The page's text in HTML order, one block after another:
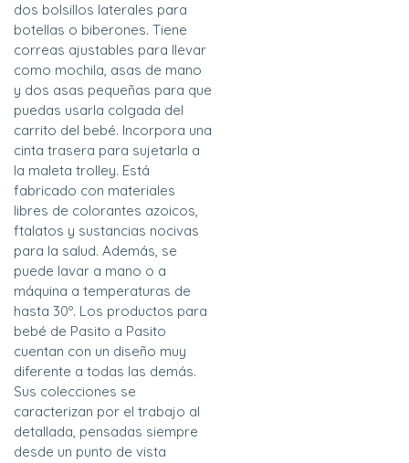
dos bolsillos laterales para
botellas o biberones. Tiene
correas ajustables para llevar
como mochila, asas de mano
y dos asas pequeñas para que
puedas usarla colgada del
carrito del bebé. Incorpora una
cinta trasera para sujetarla a
la maleta trolley. Está
fabricado con materiales
libres de colorantes azoicos,
ftalatos y sustancias nocivas
para la salud. Además, se
puede lavar a mano o a
máquina a temperaturas de
hasta 30º. Los productos para
bebé de Pasito a Pasito
cuentan con un diseño muy
diferente a todas las demás.
Sus colecciones se
caracterizan por el trabajo al
detallada, pensadas siempre
desde un punto de vista